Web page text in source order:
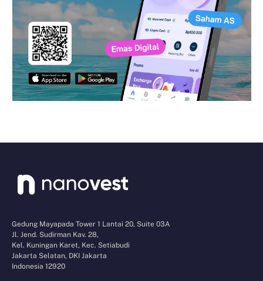
Gedung Mayapada Tower 1 Lantai 20, Suite 03A
Jl. Jend. Sudirman Kav. 28,
Kel. Kuningan Karet, Kec. Setiabudi
Jakarta Selatan, DKI Jakarta
Indonesia 12920